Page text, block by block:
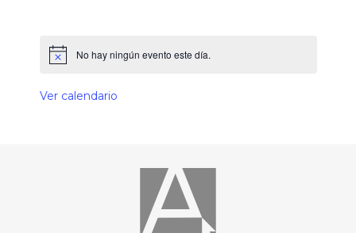
No hay ningún evento este día.
Ver calendario